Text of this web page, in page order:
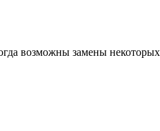
возможны замены